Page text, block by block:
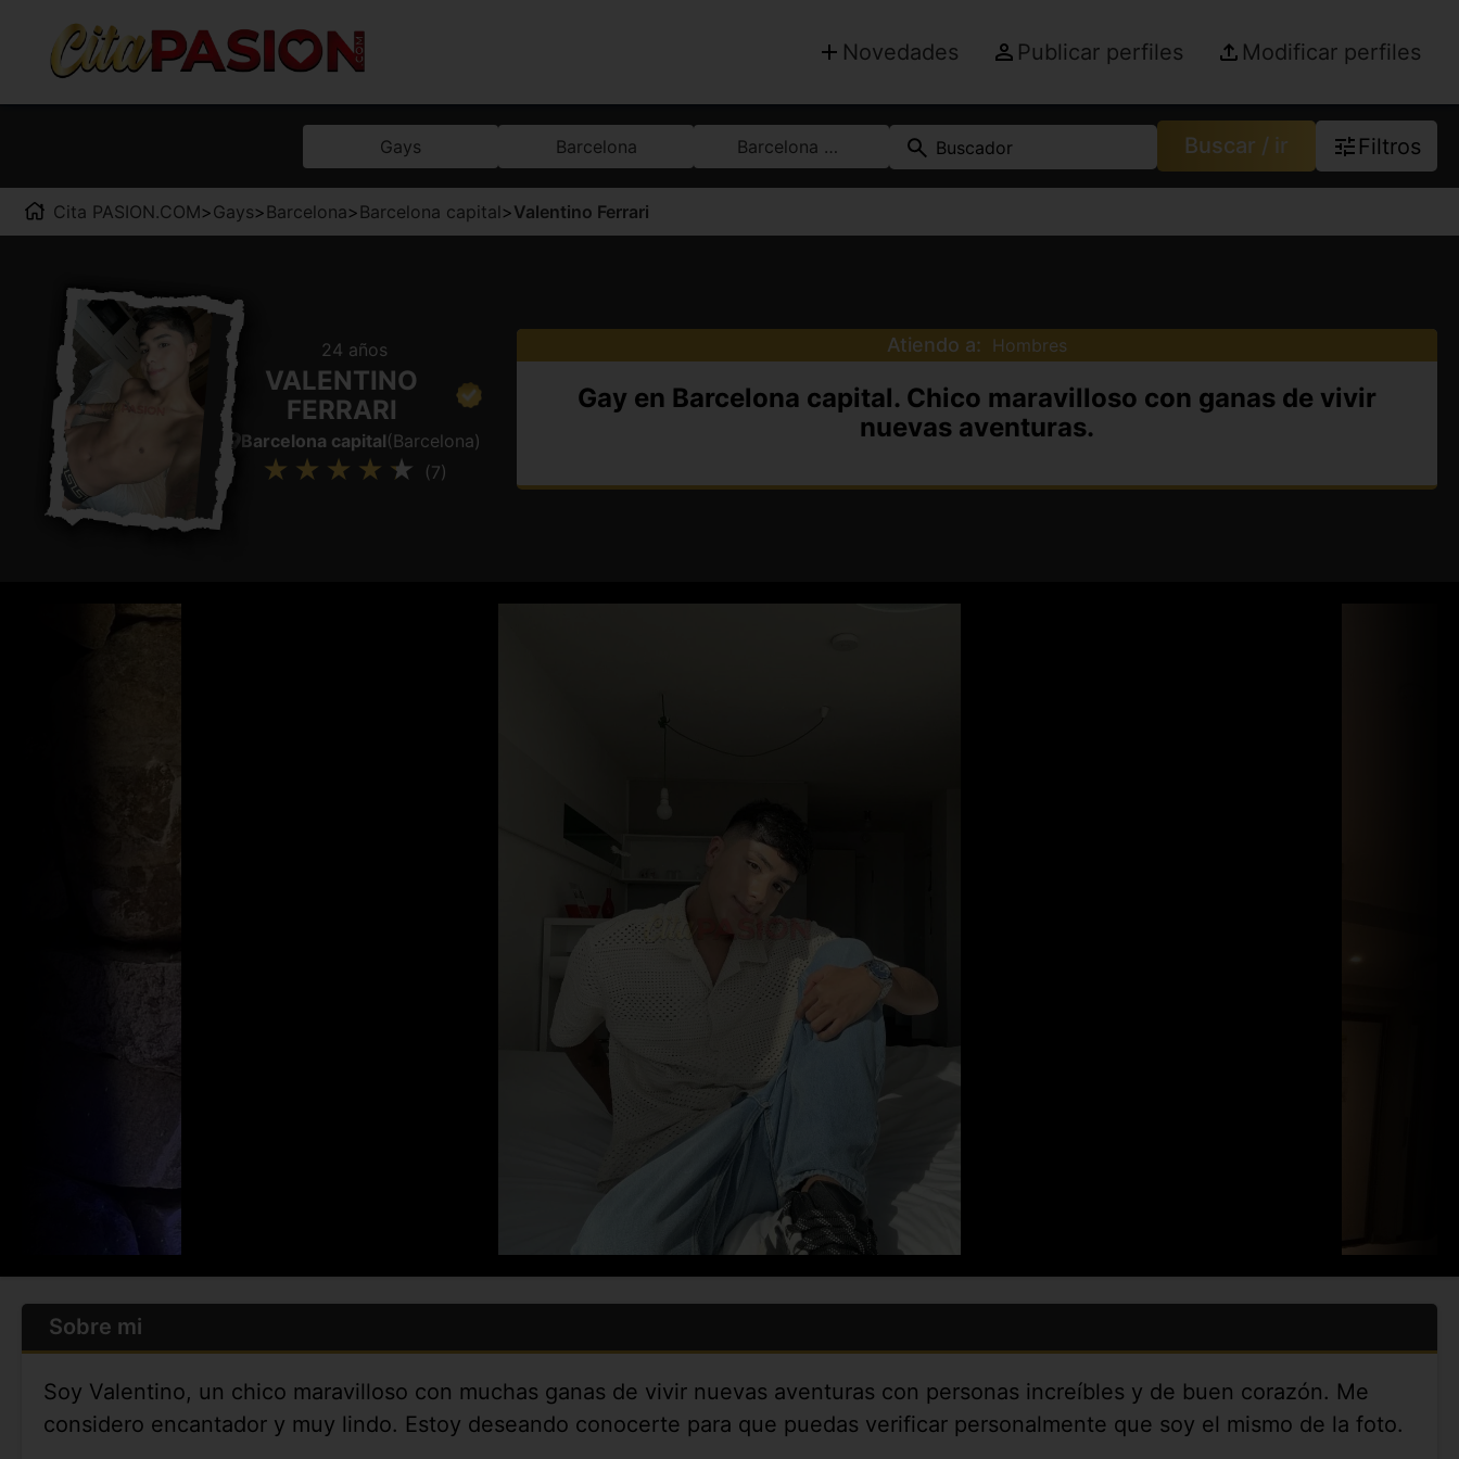
Novedades Publicar perfiles Modificar perfiles
Gays Barcelona Barcelona capital Buscador Buscar / ir Filtros
Cita PASION.COM>Gays>Barcelona>Barcelona capital >Valentino Ferrari
24 años
VALENTINO
FERRARI
Barcelona capital(Barcelona)
(7)
Atiendo a: Hombres
Gay en Barcelona capital. Chico maravilloso con ganas de vivir
nuevas aventuras.
Sobre mi
Soy Valentino, un chico maravilloso con muchas ganas de vivir nuevas aventuras con personas increíbles y de buen corazón. Me
considero encantador y muy lindo. Estoy deseando conocerte para que puedas verificar personalmente que soy el mismo de la foto.